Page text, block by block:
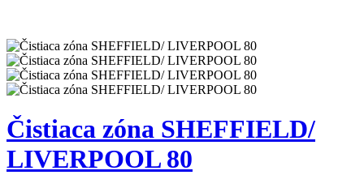
Čistiaca zóna SHEFFIELD/
LIVERPOOL 80